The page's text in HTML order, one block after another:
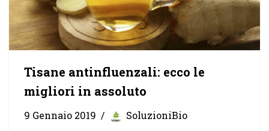
Tisane antinfluenzali: ecco le
migliori in assoluto
9 Gennaio 2019 SoluzioniBio